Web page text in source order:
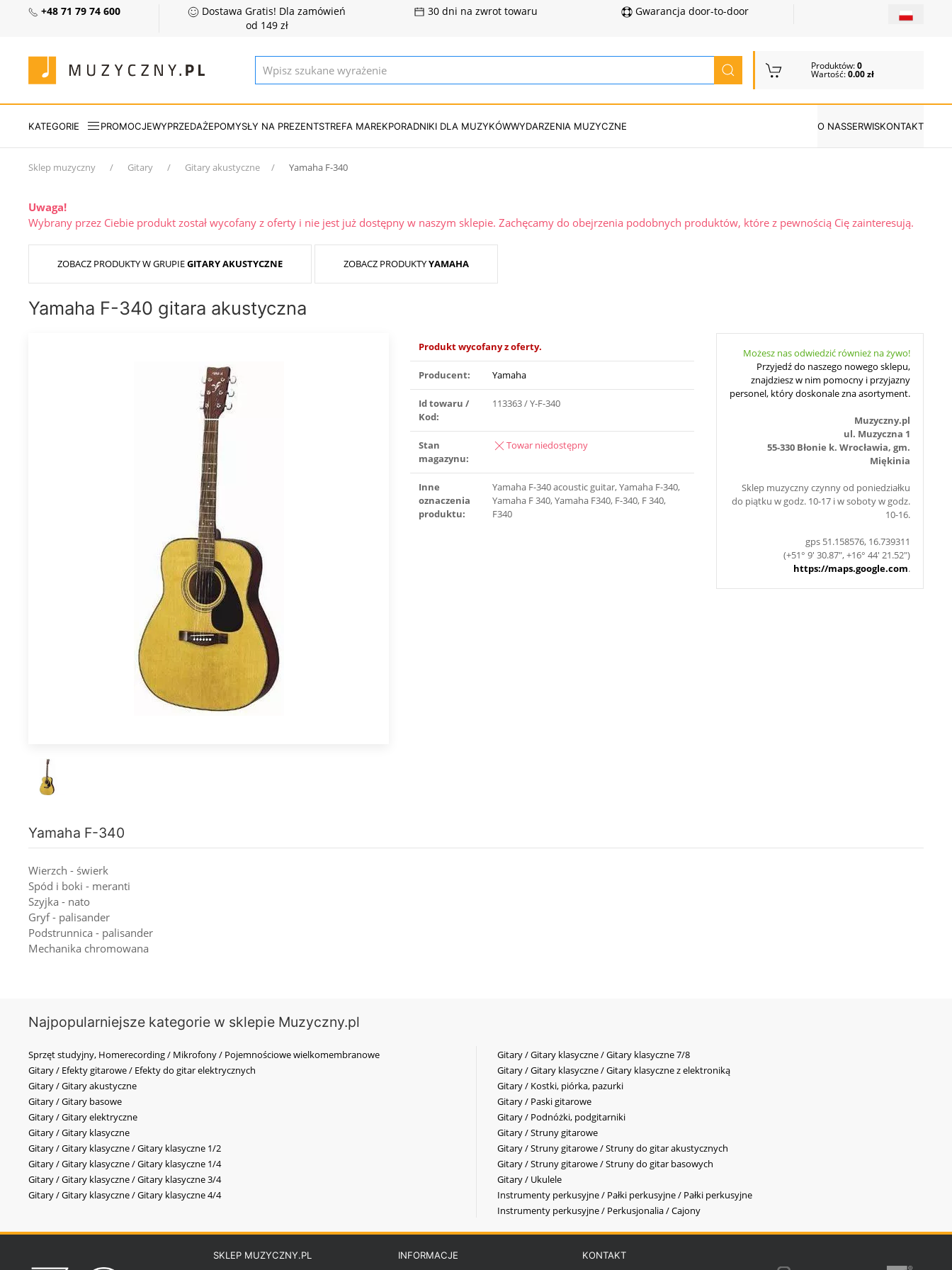
+48 71 79 74 600
Dostawa Gratis! Dla zamówień
od 149 zł
30 dni na zwrot towaru Gwarancja door-to-door
Produktów:0
Wartość:0.00 zł
KATEGORIE PROMOCJEWYPRZEDAŻEPOMYSŁY NA PREZENTSTREFA MAREKPORADNIKI DLA MUZYKÓWWYDARZENIA MUZYCZNE O NASSERWISKONTAKT
Sklep muzyczny Gitary Gitary akustyczne Yamaha F-340
Uwaga!
Wybrany przez Ciebie produkt został wycofany z oferty i nie jest już dostępny w naszym sklepie. Zachęcamy do obejrzenia podobnych produktów, które z pewnością Cię zainteresują.
ZOBACZ PRODUKTY W GRUPIEGITARY AKUSTYCZNE ZOBACZ PRODUKTYYAMAHA
Yamaha F-340 gitara akustyczna
Produkt wycofany z oferty.
Producent: Yamaha
Id towaru /
Kod:
113363 / Y-F-340
Stan
magazynu:
Towar niedostępny
Inne
oznaczenia
produktu:
Yamaha F-340 acoustic guitar, Yamaha F-340,
Yamaha F 340, Yamaha F340, F-340, F 340,
F340
Możesz nas odwiedzić również na żywo!
Przyjedź do naszego nowego sklepu,
znajdziesz w nim pomocny i przyjazny
personel, który doskonale zna asortyment.
Muzyczny.pl
ul. Muzyczna 1
55-330 Błonie k. Wrocławia, gm.
Miękinia
Sklep muzyczny czynny od poniedziałku
do piątku w godz. 10-17 i w soboty w godz.
10-16.
gps 51.158576, 16.739311
(+51° 9' 30.87", +16° 44' 21.52")
https://maps.google.com.
Yamaha F-340
Wierzch - świerk
Spód i boki - meranti
Szyjka - nato
Gryf - palisander
Podstrunnica - palisander
Mechanika chromowana
Najpopularniejsze kategorie w sklepie Muzyczny.pl
Sprzęt studyjny, Homerecording / Mikrofony / Pojemnościowe wielkomembranowe
Gitary / Efekty gitarowe / Efekty do gitar elektrycznych
Gitary / Gitary akustyczne
Gitary / Gitary basowe
Gitary / Gitary elektryczne
Gitary / Gitary klasyczne
Gitary / Gitary klasyczne / Gitary klasyczne 1/2
Gitary / Gitary klasyczne / Gitary klasyczne 1/4
Gitary / Gitary klasyczne / Gitary klasyczne 3/4
Gitary / Gitary klasyczne / Gitary klasyczne 4/4
Gitary / Gitary klasyczne / Gitary klasyczne 7/8
Gitary / Gitary klasyczne / Gitary klasyczne z elektroniką
Gitary / Kostki, piórka, pazurki
Gitary / Paski gitarowe
Gitary / Podnóżki, podgitarniki
Gitary / Struny gitarowe
Gitary / Struny gitarowe / Struny do gitar akustycznych
Gitary / Struny gitarowe / Struny do gitar basowych
Gitary / Ukulele
Instrumenty perkusyjne / Pałki perkusyjne / Pałki perkusyjne
Instrumenty perkusyjne / Perkusjonalia / Cajony
SKLEP MUZYCZNY.PL INFORMACJE KONTAKT